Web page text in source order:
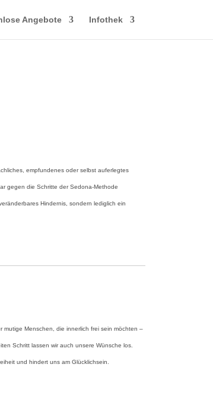
Angebote Infothek
empfundenes oder selbst auferlegtes
gegen die Schritte der Sedona-Methode
Hindernis, sondern lediglich ein
mutige Menschen, die innerlich frei sein möchten –
Schritt lassen wir auch unsere Wünsche los.
und hindert uns am Glücklichsein.